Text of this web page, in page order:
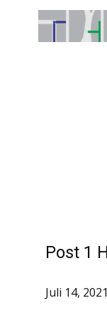
Post 1
Juli 14, 2021